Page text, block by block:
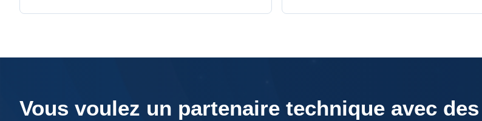
Vous voulez un partenaire technique avec